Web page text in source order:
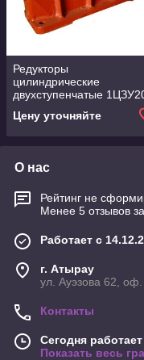
Редукторы
цилиндрические
двухступенчатые
Цену уточняйте
О нас
Рейтинг не
Менее 5 отзывов
Работает с
г. Атырау
ул. Ауэзова 62,
Контакты
Сегодня
Показать весь